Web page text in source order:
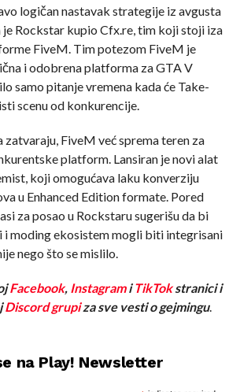
logičan nastavak strategije iz avgusta
je Rockstar kupio Cfx.re, tim koji stoji iza
FiveM. Tim potezom FiveM je
i odobrena platforma za GTA V
samo pitanje vremena kada će Take-
scenu od konkurencije.
zatvaraju, FiveM već sprema teren za
platform. Lansiran je novi alat
koji omogućava laku konverziju
u Enhanced Edition formate. Pored
za posao u Rockstaru sugerišu da bi
i moding ekosistem mogli biti integrisani
nego što se mislilo.
Facebook, InstagramiTikTokstranici i
Discord grupiza sve vesti o gejmingu.
na Play! Newsletter